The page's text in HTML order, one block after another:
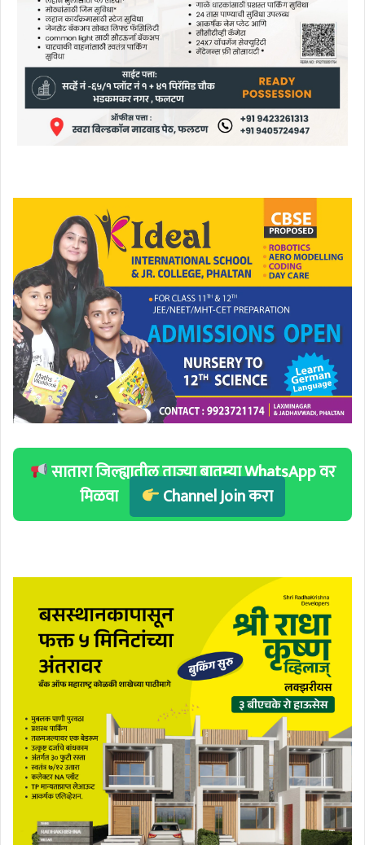
सातारा जिल्ह्यातील ताज्या बातम्या WhatsApp वर
मिळवा
Channel Join करा